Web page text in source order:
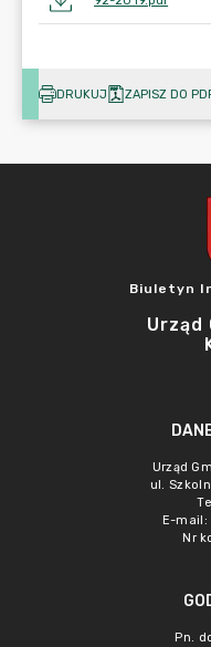
DRUKUJ ZAPISZ DO
Biuletyn
Urząd
Urząd
ul.
E-mail:
Nr
Pn.